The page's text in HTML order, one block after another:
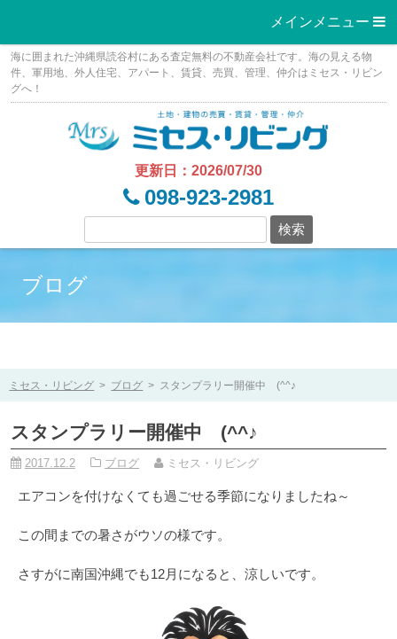
メインメニュー 
Skip
content
海に囲まれた沖縄県読谷村にある査定無料の不動産会社です。海の見える物
件、軍用地、外人住宅、アパート、賃貸、売買、管理、仲介はミセス・リビン
グへ！
更新日：2026/07/30
098-923-2981
ブログ
ミセス・リビング > ブログ > スタンプラリー開催中 (^^♪
スタンプラリー開催中 (^^♪
2017.12.2 ブログ ミセス・リビング
エアコンを付けなくても過ごせる季節になりましたね～
この間までの暑さがウソの様です。
さすがに南国沖縄でも12月になると、涼しいです。